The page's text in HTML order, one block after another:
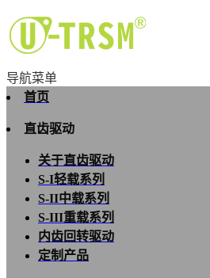
导航菜单
首页
直齿驱动
关于直齿驱动
S-I轻载系列
S-II中载系列
S-III重载系列
内齿回转驱动
定制产品